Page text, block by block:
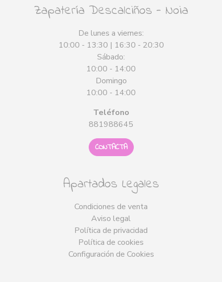
Zapatería Descalciños - Noia
De lunes a viernes:
10:00 - 13:30 | 16:30 - 20:30
Sábado:
10:00 - 14:00
Domingo
10:00 - 14:00
Teléfono
881988645
CONTACTA
Apartados Legales
Condiciones de venta
Aviso legal
Política de privacidad
Política de cookies
Configuración de Cookies